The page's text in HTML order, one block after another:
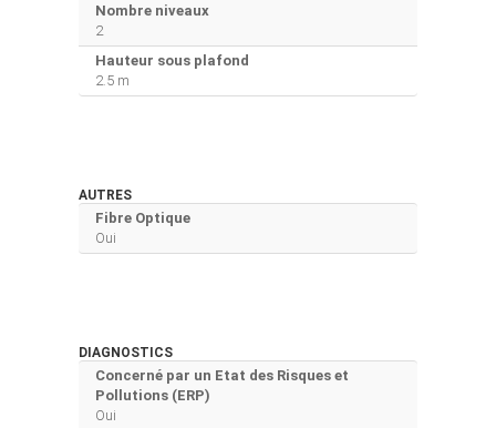
Nombre niveaux
2
Hauteur sous plafond
2.5 m
AUTRES
Fibre Optique
Oui
DIAGNOSTICS
Concerné par un Etat des Risques et
Pollutions (ERP)
Oui